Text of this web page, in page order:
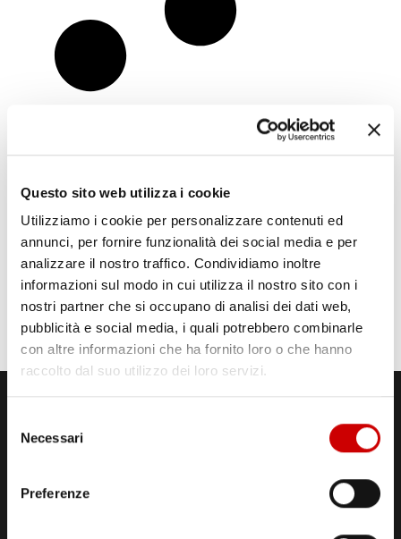
Questo sito web utilizza i cookie
Utilizziamo i cookie per personalizzare contenuti ed
annunci, per fornire funzionalità dei social media e per
analizzare il nostro traffico. Condividiamo inoltre
informazioni sul modo in cui utilizza il nostro sito con i
nostri partner che si occupano di analisi dei dati web,
pubblicità e social media, i quali potrebbero combinarle
con altre informazioni che ha fornito loro o che hanno
raccolto dal suo utilizzo dei loro servizi.
delNecessari
Preferenze